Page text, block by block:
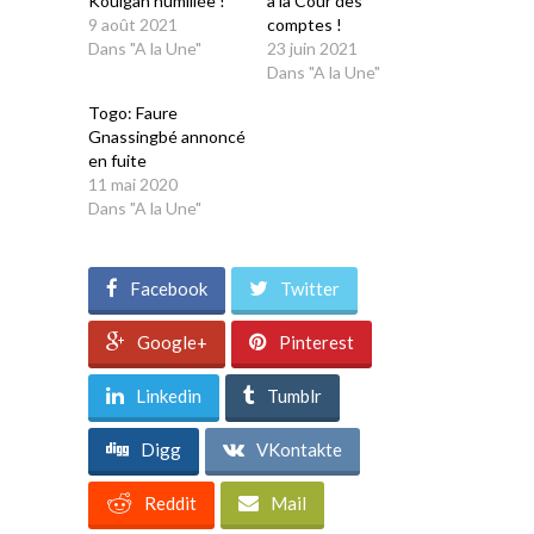
9 août 2021
Dans "A la Une"
comptes !
23 juin 2021
Dans "A la Une"
Togo: Faure
Gnassingbé annoncé
en fuite
11 mai 2020
Dans "A la Une"
Facebook Twitter
Google+ Pinterest
Linkedin Tumblr
Digg VKontakte
Reddit Mail